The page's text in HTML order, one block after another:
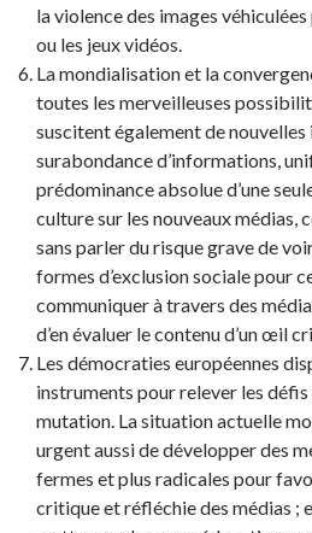
la violence des images
ou les jeux vidéos.
La mondialisation et la
toutes les merveilleuses
suscitent également de nouvelles
surabondance d’informations,
prédominance absolue d’une
culture sur les nouveaux médias,
sans parler du risque grave de
formes d’exclusion sociale pour
communiquer à travers des
d’en évaluer le contenu d’un œil
Les démocraties européennes
instruments pour relever les
mutation. La situation actuelle
urgent aussi de développer des
fermes et plus radicales pour
critique et réfléchie des médias ;